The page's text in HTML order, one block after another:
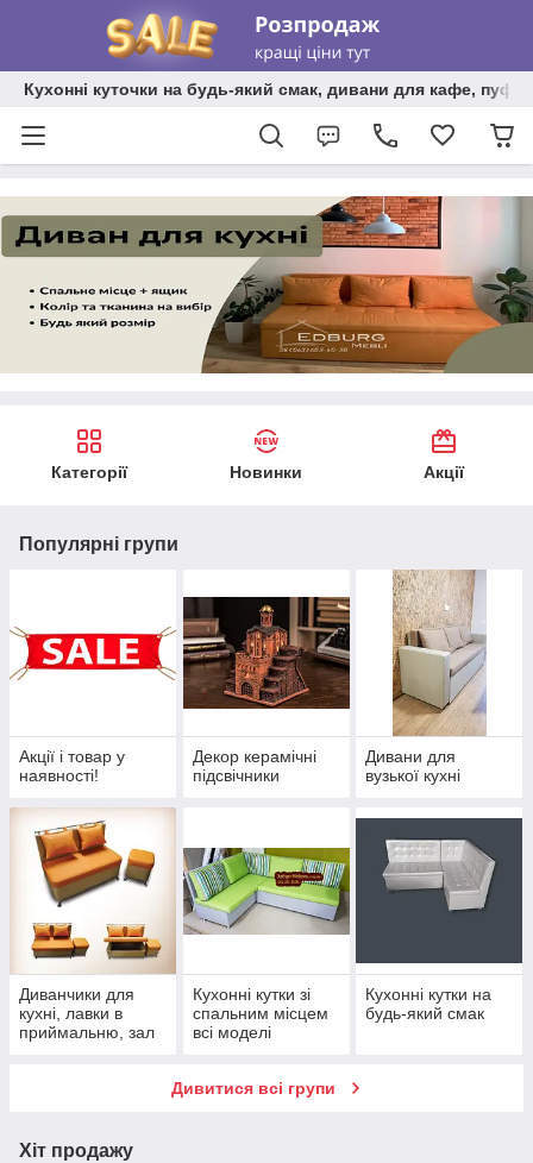
Кухонні куточки на будь-який смак, дивани для кафе,
Категорії Новинки Акції
Популярні групи
Акції і товар у
наявності!
Декор керамічні
підсвічники
Дивани для
вузької кухні
Диванчики для
кухні, лавки в
приймальню, зал
Кухонні кутки зі
спальним місцем
всі моделі
Кухонні кутки на
будь-який смак
Дивитися всі групи
Хіт продажу